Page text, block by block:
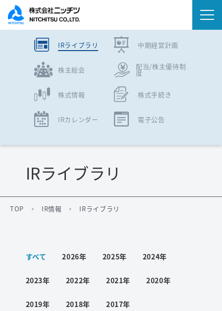
サステナビリティ
ワード検索
お問い合わせ
IRライブラリ 中期経営計画
株主総会 配当/株主優待制
度
株式情報 株式手続き
IRカレンダー 電子公告
TOP IR情報 IRライブラリ
IRライブラリ
すべて 2026年 2025年 2024年
2023年 2022年 2021年 2020年
2019年 2018年 2017年